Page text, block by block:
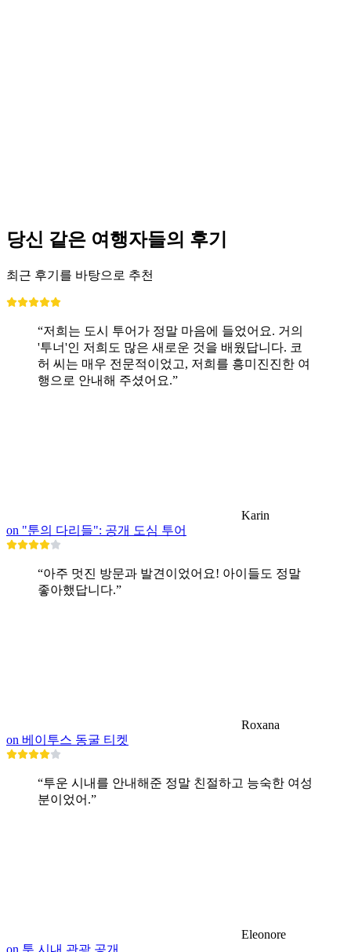
당신 같은 여행자들의 후기
최근 후기를 바탕으로 추천
“저희는 도시 투어가 정말 마음에 들었어요. 거의
'투너'인 저희도 많은 새로운 것을 배웠답니다. 코
허 씨는 매우 전문적이었고, 저희를 흥미진진한 여
행으로 안내해 주셨어요.”
Karin
on "툰의 다리들": 공개 도심 투어
“아주 멋진 방문과 발견이었어요! 아이들도 정말
좋아했답니다.”
Roxana
on 베이투스 동굴 티켓
“투운 시내를 안내해준 정말 친절하고 능숙한 여성
분이었어.”
Eleonore
on 툰 시내 관광 공개